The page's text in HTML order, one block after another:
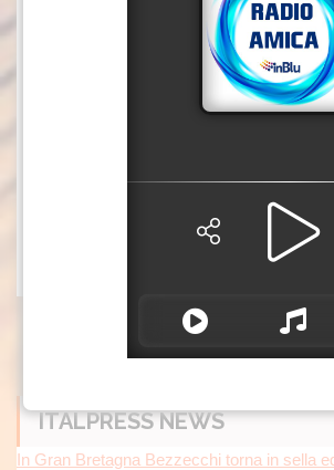
appena davanti a Maverick Vinales
Tech3). A seguire tris di italiani con
Giannantonio (Ducati VR46)
Bezzecchi (Aprilia) sesto e Franco
ITALPRESS NEWS
In Gran Bretagna Bezzecchi torna in sella